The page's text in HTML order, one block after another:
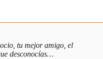
tu mejor amigo, el
desconocías…